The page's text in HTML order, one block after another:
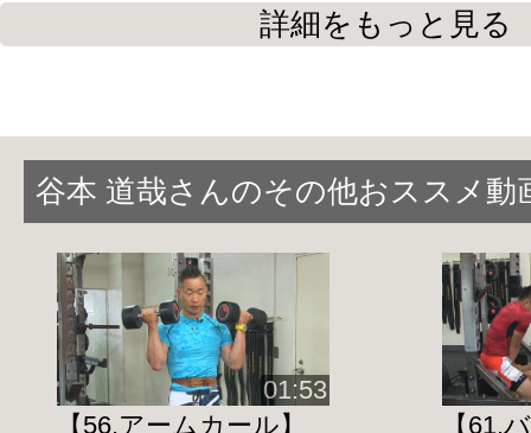
■こちらの動画は、株式会社保安企画が
HomeFitness24の姉妹サイト【JASP（
中高生向けの、賢く強くなる・上手く
ーニングシリーズですが、
効かせたい筋肉にピンポイントでアプ
ので
特に筋トレに興味のある方・かっこい
におすすめです。
詳細をもっと見る
谷本 道哉さんのその他おススメ動
01:53
【56.アームカール】
【61.